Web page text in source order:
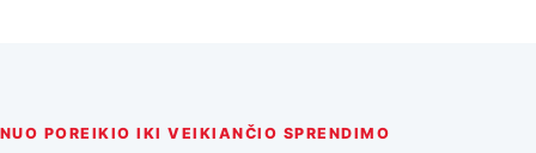
NUO POREIKIO IKI VEIKIANČIO SPRENDIMO